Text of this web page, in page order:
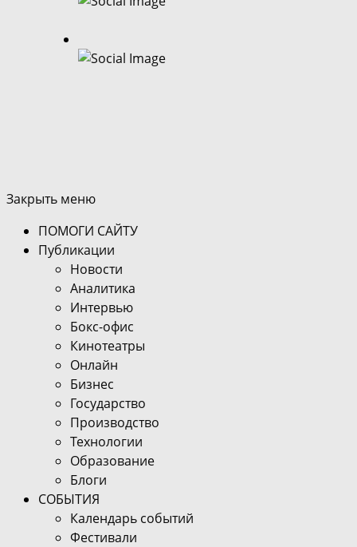
Закрыть меню
ПОМОГИ САЙТУ
Публикации
Новости
Аналитика
Интервью
Бокс-офис
Кинотеатры
Онлайн
Бизнес
Государство
Производство
Технологии
Образование
Блоги
СОБЫТИЯ
Календарь событий
Фестивали